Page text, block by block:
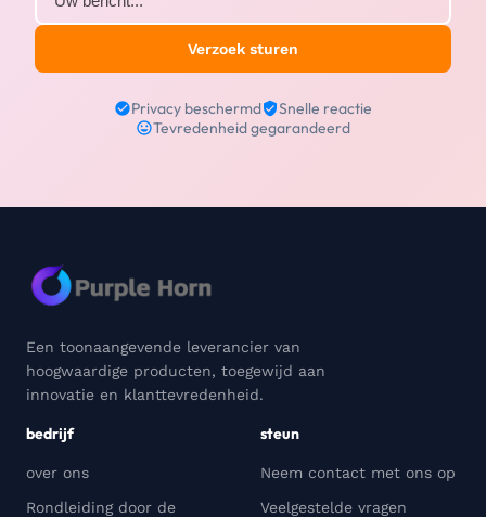
Verzoek sturen
Privacy beschermd
Snelle reactie
Tevredenheid gegarandeerd
Een toonaangevende leverancier van
hoogwaardige producten, toegewijd aan
innovatie en klanttevredenheid.
bedrijf
over ons
Rondleiding door de
steun
Neem contact met ons op
Veelgestelde vragen